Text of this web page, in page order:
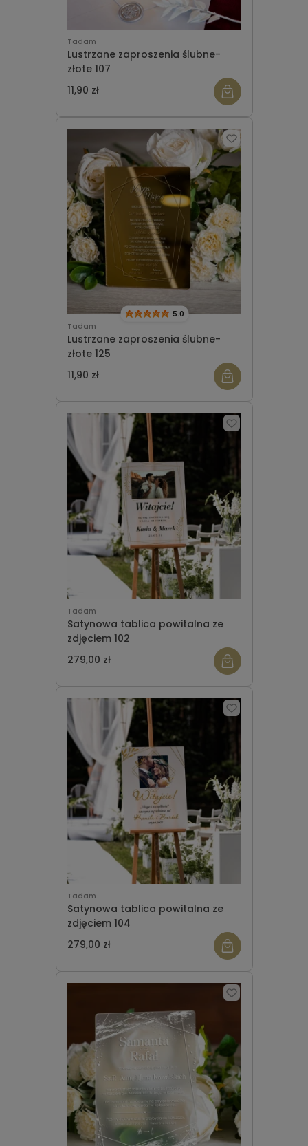
Tadam
Lustrzane zaproszenia ślubne-
złote 107
11,90 zł
Tadam
Lustrzane zaproszenia ślubne-
złote 125
5.0
11,90 zł
Tadam
Satynowa tablica powitalna ze
zdjęciem 102
279,00 zł
Tadam
Satynowa tablica powitalna ze
zdjęciem 104
279,00 zł